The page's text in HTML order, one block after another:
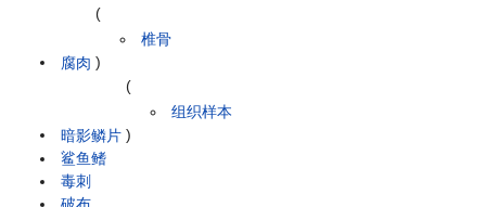
腐肉
(
椎骨
)
暗影鳞片
(
组织样本
)
鲨鱼鳍
毒刺